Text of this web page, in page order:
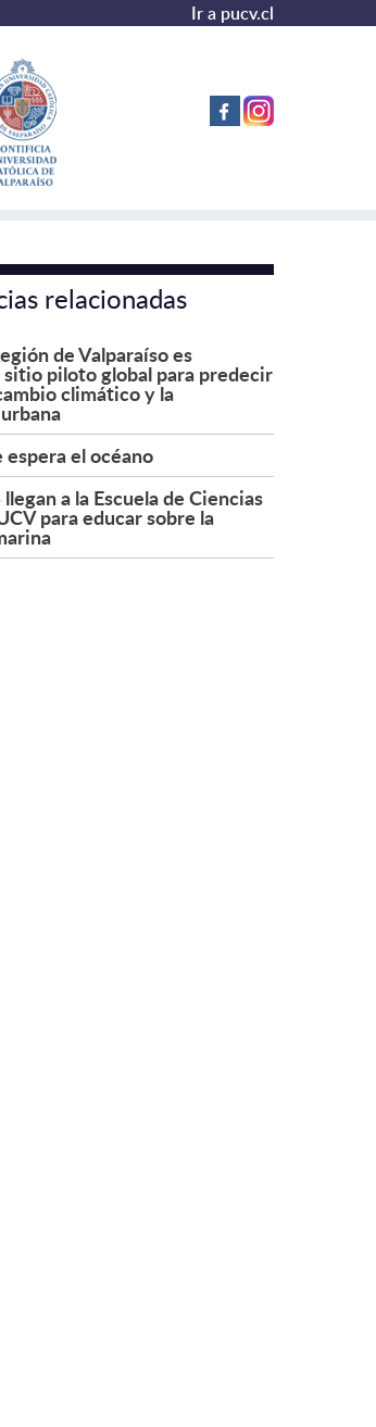
Ir a pucv.cl
relacionadas
de Valparaíso es
piloto global para predecir
climático y la
espera el océano
llegan a la Escuela de Ciencias
para educar sobre la